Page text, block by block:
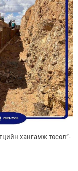
хангамж төсөл”-